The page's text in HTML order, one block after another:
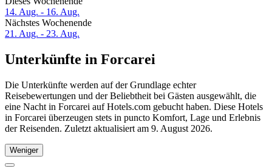
14. Aug. - 16. Aug.
Nächstes Wochenende
21. Aug. - 23. Aug.
Unterkünfte in Forcarei
Die Unterkünfte werden auf der Grundlage echter
Reisebewertungen und der Beliebtheit bei Gästen ausgewählt, die
eine Nacht in Forcarei auf Hotels.com gebucht haben. Diese Hotels
in Forcarei überzeugen stets in puncto Komfort, Lage und Erlebnis
der Reisenden. Zuletzt aktualisiert am 9. August 2026.
Weniger